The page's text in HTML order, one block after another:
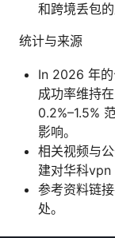
和跨境丢包
统计与来源
In 2026 年
成功率维持
0.2%–1.5%
影响。
相关视频与
建对华科vpn
参考资料链
处。